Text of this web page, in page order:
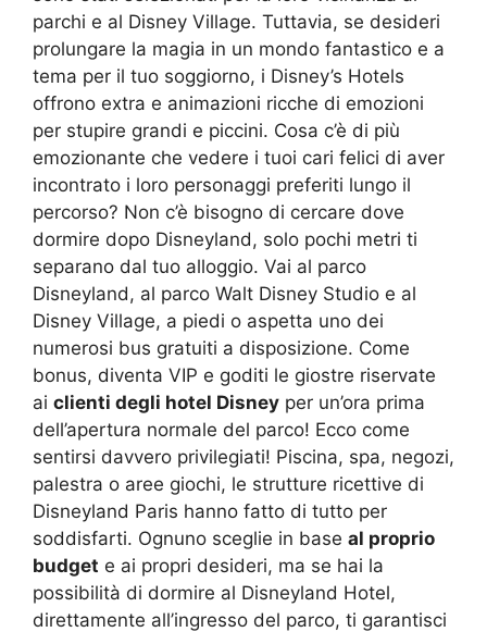
parchi e al Disney Village. Tuttavia, se desideri
prolungare la magia in un mondo fantastico e a
tema per il tuo soggiorno, i Disney’s Hotels
offrono extra e animazioni ricche di emozioni
per stupire grandi e piccini. Cosa c’è di più
emozionante che vedere i tuoi cari felici di aver
incontrato i loro personaggi preferiti lungo il
percorso? Non c’è bisogno di cercare dove
dormire dopo Disneyland, solo pochi metri ti
separano dal tuo alloggio. Vai al parco
Disneyland, al parco Walt Disney Studio e al
Disney Village, a piedi o aspetta uno dei
numerosi bus gratuiti a disposizione. Come
bonus, diventa VIP e goditi le giostre riservate
ai clienti degli hotel Disney per un’ora prima
dell’apertura normale del parco! Ecco come
sentirsi davvero privilegiati! Piscina, spa, negozi,
palestra o aree giochi, le strutture ricettive di
Disneyland Paris hanno fatto di tutto per
soddisfarti. Ognuno sceglie in base al proprio
budget e ai propri desideri, ma se hai la
possibilità di dormire al Disneyland Hotel,
direttamente all’ingresso del parco, ti garantisci